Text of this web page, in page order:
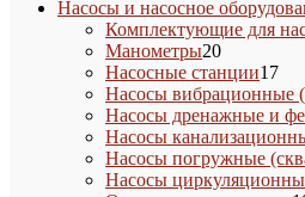
Насосы и насосное
Комплектующие для
Манометры2020
товаров
Насосные станции1717
Насосы вибрационные
Насосы дренажные и
Насосы
Насосы погружные
Насосы